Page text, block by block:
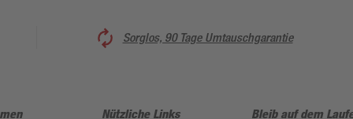
Sorglos, 90 Tage Umtauschgarantie
Nützliche Links Bleib auf dem